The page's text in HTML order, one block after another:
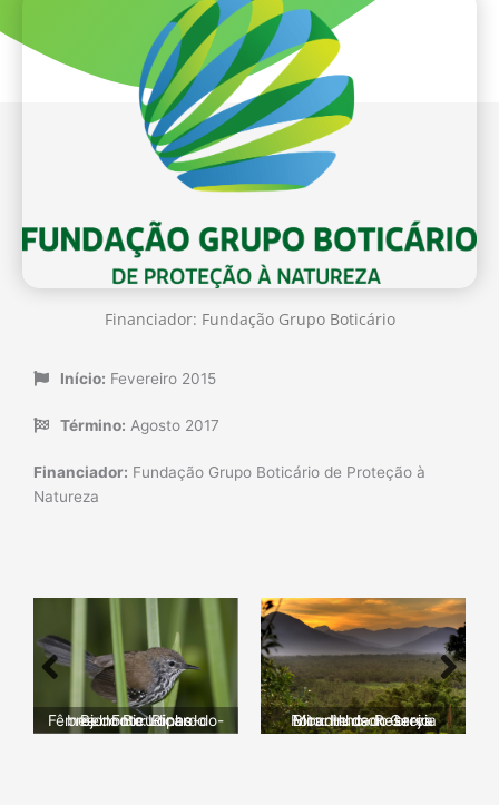
Financiador: Fundação Grupo Boticário
Início: Fevereiro 2015
Término: Agosto 2017
Financiador: Fundação Grupo Boticário de Proteção à
Natureza
Fêmea do Bicudinho-do-brejo. Foto: Ricardo Belnonte Lopes Mirante da Reserva Bicudinho-do-brejo. Foto: Hudson Garcia